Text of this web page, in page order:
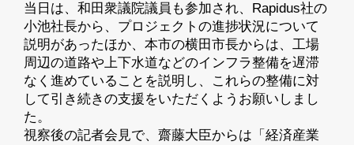
当日は、和田衆議院議員も参加され、Rapidus社の
小池社長から、プロジェクトの進捗状況について
説明があったほか、本市の横田市長からは、工場
周辺の道路や上下水道などのインフラ整備を遅滞
なく進めていることを説明し、これらの整備に対
して引き続きの支援をいただくようお願いしまし
た。
視察後の記者会見で、齋藤大臣からは「経済産業